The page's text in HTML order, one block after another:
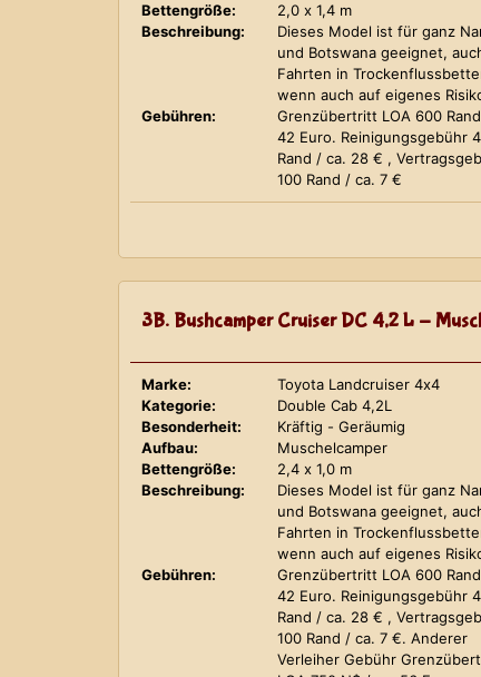
Bettengröße:
2,0 x 1,4 m
Beschreibung:
Dieses Model ist für ganz
und Botswana geeignet,
Fahrten in
wenn auch auf eigenes
Gebühren:
Grenzübertritt LOA 600
42 Euro. Reinigungsgebühr
Rand / ca. 28 € ,
100 Rand / ca. 7 €
3B. Bushcamper Cruiser DC 4,2 L -
Marke:
Toyota Landcruiser 4x4
Kategorie:
Double Cab 4,2L
Besonderheit:
Kräftig - Geräumig
Aufbau:
Muschelcamper
Bettengröße:
2,4 x 1,0 m
Beschreibung:
Dieses Model ist für ganz
und Botswana geeignet,
Fahrten in
wenn auch auf eigenes
Gebühren:
Grenzübertritt LOA 600
42 Euro. Reinigungsgebühr
Rand / ca. 28 € ,
100 Rand / ca. 7 €. Anderer
Verleiher Gebühr